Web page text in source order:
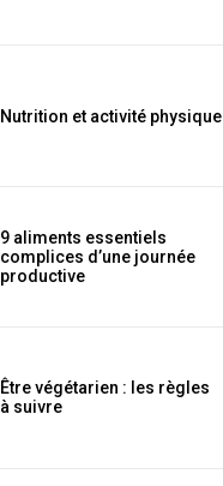
Nutrition et activité physique
9 aliments essentiels
complices d’une journée
productive
Être végétarien : les règles
à suivre